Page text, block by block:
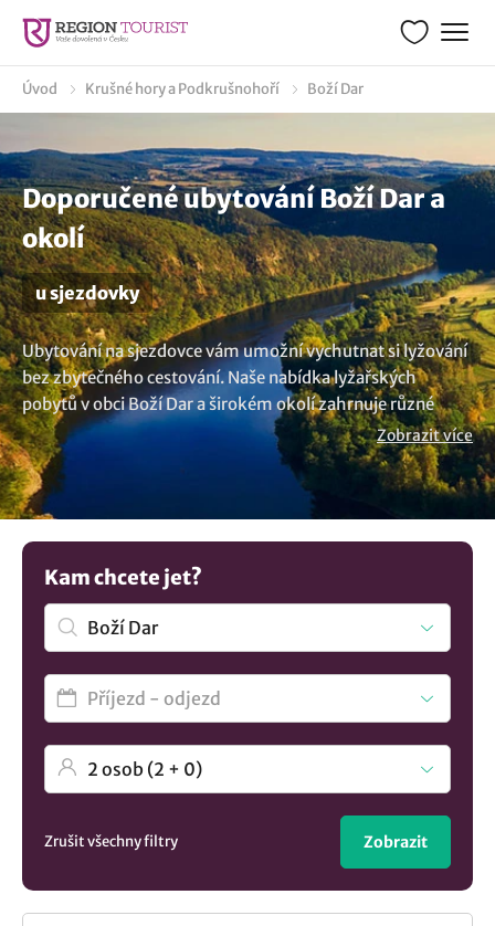
Úvod Krušné hory a Podkrušnohoří Boží Dar
Doporučené ubytování Boží Dar a
okolí
u sjezdovky
Ubytování na sjezdovce vám umožní vychutnat si lyžování
bez zbytečného cestování. Naše nabídka lyžařských
pobytů v obci Boží Dar a širokém okolí zahrnuje různé
možnosti – hotely, penziony, apartmány a horské chaty,
které se nachází na žádaných místech u sjezdovky nebo v
blízké vzdálenosti od lyžařského areálu. Máte tak zajištěn
snadný přístup na sjezdovky a pohodlí zároveň. Užijte si
lyžařskou dovolenou ve středisku Boží Dar. Zajímavá vás
kompletní seznam ubytování v lokalitě Boží Dar
vyberete.
Zobrazit více
Kam chcete jet?
Zrušit všechny filtry Zobrazit